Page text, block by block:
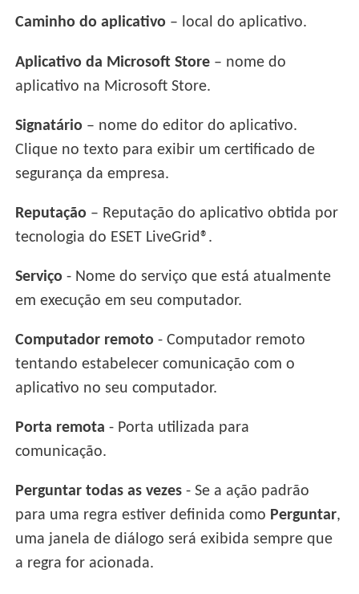
Caminho do aplicativo – local do aplicativo.
Aplicativo da Microsoft Store – nome do
aplicativo na Microsoft Store.
Signatário – nome do editor do aplicativo.
Clique no texto para exibir um certificado de
segurança da empresa.
Reputação – Reputação do aplicativo obtida por
tecnologia do ESET LiveGrid®.
Serviço - Nome do serviço que está atualmente
em execução em seu computador.
Computador remoto - Computador remoto
tentando estabelecer comunicação com o
aplicativo no seu computador.
Porta remota - Porta utilizada para
comunicação.
Perguntar todas as vezes - Se a ação padrão
para uma regra estiver definida como Perguntar,
uma janela de diálogo será exibida sempre que
a regra for acionada.